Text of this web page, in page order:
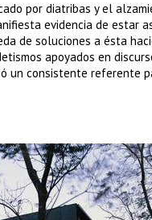
por diatribas y el
evidencia de estar
de soluciones a ésta
apoyados en
un consistente referente